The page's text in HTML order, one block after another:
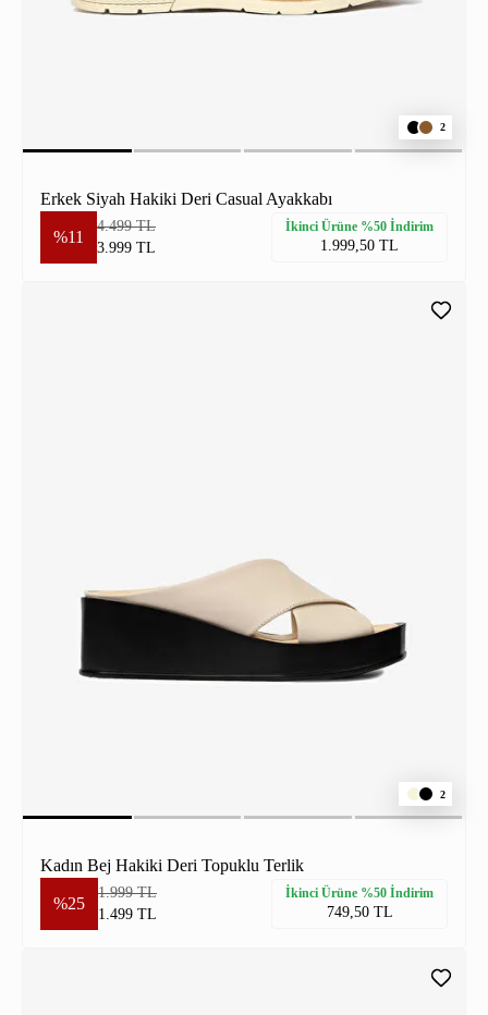
2
Erkek Siyah Hakiki Deri Casual Ayakkabı
%11
4.499 TL
3.999 TL
İkinci Ürüne %50 İndirim
1.999,50 TL
2
Kadın Bej Hakiki Deri Topuklu Terlik
%25
1.999 TL
1.499 TL
İkinci Ürüne %50 İndirim
749,50 TL